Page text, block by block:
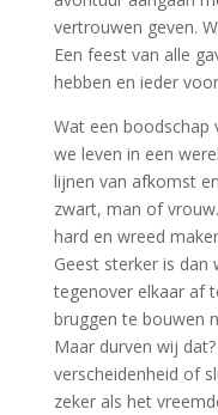
vertrouwen geven.
Een feest van alle
hebben en ieder
Wat een
we leven in een
lijnen van afkomst
zwart, man of
hard en wreed
Geest sterker is dan
tegenover elkaar af
bruggen te bouwen
Maar durven wij
verscheidenheid of
zeker als het